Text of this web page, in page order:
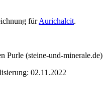
fürAurichalcit.
Purle (steine-und-minerale.de)
02.11.2022